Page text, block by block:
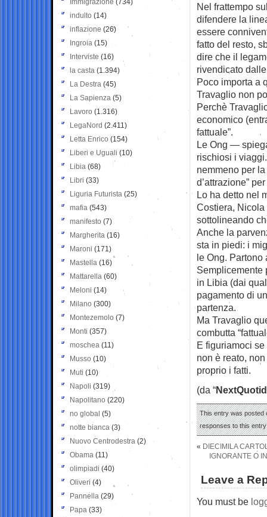
Nel frattempo
difendere la
essere
fatto del resto,
dire che il
rivendicato
Poco importa a
Travaglio non
Perchè
economico
fattuale”.
Le Ong —
rischiosi i
nemmeno per
d’attrazione”
Lo ha detto nel
Costiera, Nicola
sottolineando
Anche la
sta in piedi: i
le Ong. Partono
Semplicemente
in Libia (dai
pagamento di
partenza.
Ma Travaglio
combutta
E figuriamoci
non è reato,
proprio i fatti.
(da “
This entry was posted
responses to this
« DIECIMILA
IGNORANTE O
Leave a
You must be
Immigrazione (734)
indulto (14)
inflazione (26)
Ingroia (15)
Interviste (16)
la casta (1.394)
La Destra (45)
La Sapienza (5)
Lavoro (1.316)
LegaNord (2.411)
Letta Enrico (154)
Liberi e Uguali (10)
Libia (68)
Libri (33)
Liguria Futurista (25)
mafia (543)
manifesto (7)
Margherita (16)
Maroni (171)
Mastella (16)
Mattarella (60)
Meloni (14)
Milano (300)
Montezemolo (7)
Monti (357)
moschea (11)
Musso (10)
Muti (10)
Napoli (319)
Napolitano (220)
no global (5)
notte bianca (3)
Nuovo Centrodestra (2)
Obama (11)
olimpiadi (40)
Oliveri (4)
Pannella (29)
Papa (33)